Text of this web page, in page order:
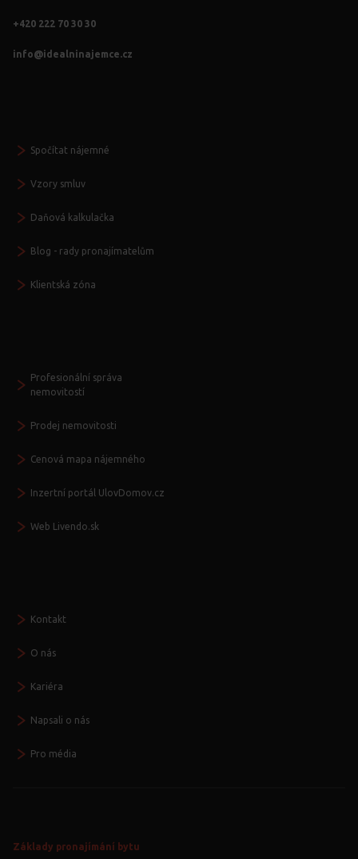
+420 222 70 30 30
info@idealninajemce.cz
Spočítat nájemné
Vzory smluv
Daňová kalkulačka
Blog - rady pronajímatelům
Klientská zóna
Profesionální správa
nemovitostí
Prodej nemovitosti
Cenová mapa nájemného
Inzertní portál UlovDomov.cz
Web Livendo.sk
Kontakt
O nás
Kariéra
Napsali o nás
Pro média
Základy pronajímání bytu